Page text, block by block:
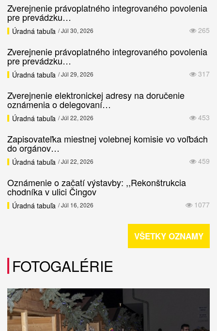
Zverejnenie právoplatného integrovaného povolenia
pre prevádzku…
265
Úradná tabuľa / Júl 30, 2026
Zverejnenie právoplatného integrovaného povolenia
pre prevádzku…
317
Úradná tabuľa / Júl 29, 2026
Zverejnenie elektronickej adresy na doručenie
oznámenia o delegovaní…
453
Úradná tabuľa / Júl 22, 2026
Zapisovateľka miestnej volebnej komisie vo voľbách
do orgánov…
459
Úradná tabuľa / Júl 22, 2026
Oznámenie o začatí výstavby: ,,Rekonštrukcia
chodníka v ulici Čingov
1077
Úradná tabuľa / Júl 16, 2026
VŠETKY OZNAMY
FOTOGALÉRIE